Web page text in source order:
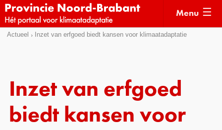
Sla
naar
menu
Menu
Actueel Inzet van erfgoed biedt kansen voor klimaatadaptatie
Inzet van erfgoed
biedt kansen voor
Actueel
Klimaatverhalen
Kennisdossiers
Hulpmiddelen